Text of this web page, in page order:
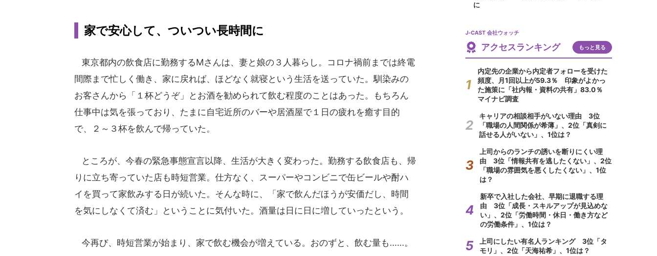
家で安心して、ついつい長時間に
東京都内の飲食店に勤務するMさんは、妻と娘の３人暮らし。コロナ禍前までは終電
間際まで忙しく働き、家に戻れば、ほどなく就寝という生活を送っていた。馴染みの
お客さんから「１杯どうぞ」とお酒を勧められて飲む程度のことはあった。もちろん
仕事中は気を張っており、たまに自宅近所のバーや居酒屋で１日の疲れを癒す目的
で、２～３杯を飲んで帰っていた。
ところが、今春の緊急事態宣言以降、生活が大きく変わった。勤務する飲食店も、帰
りに立ち寄っていた店も時短営業。仕方なく、スーパーやコンビニで缶ビールや酎ハ
イを買って家飲みする日が続いた。そんな時に、「家で飲んだほうが安価だし、時間
を気にしなくて済む」ということに気付いた。酒量は日に日に増していったという。
今再び、時短営業が始まり、家で飲む機会が増えている。おのずと、飲む量も......。
に
J-CAST 会社ウォッチ
アクセスランキング もっと見る
内定先の企業から内定者フォローを受けた
頻度、月1回以上が59.3％ 印象がよかっ
た施策に「社内報・資料の共有」83.0％
マイナビ調査
キャリアの相談相手がいない理由 3位
「職場の人間関係が希薄」、2位「真剣に
話せる人がいない」、1位は？
上司からのランチの誘いを断りにくい理
由 3位「情報共有を逃したくない」、2位
「職場の雰囲気を悪くしたくない」、1位
は？
新卒で入社した会社、早期に退職する理
由 3位「成長・スキルアップが見込めな
い」、2位「労働時間・休日・働き方など
の労働条件」、1位は？
上司にしたい有名人ランキング 3位「タ
モリ」、2位「天海祐希」、1位は？